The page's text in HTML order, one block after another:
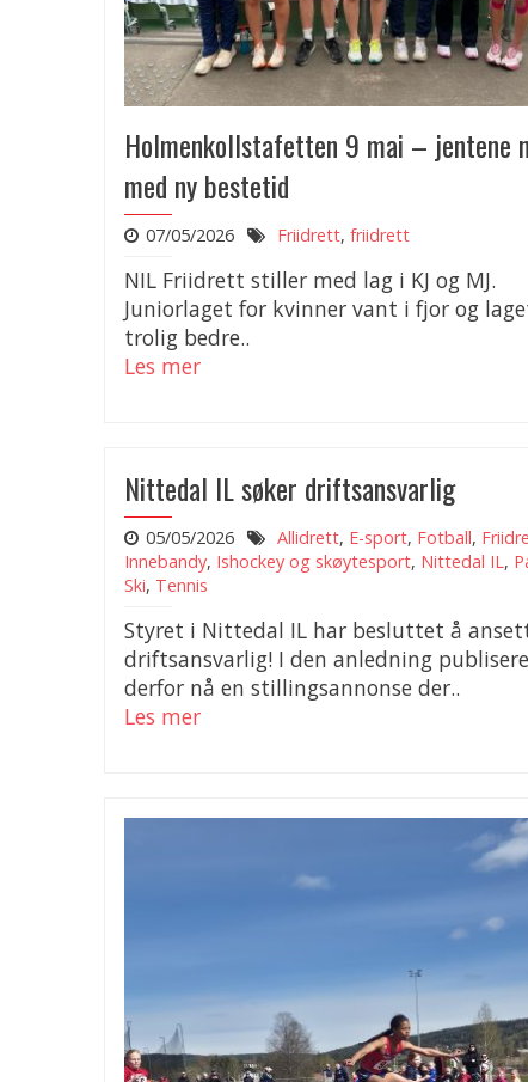
Holmenkollstafetten 9 mai – jentene
med ny bestetid
07/05/2026 Friidrett, friidrett
NIL Friidrett stiller med lag i KJ og MJ.
Juniorlaget for kvinner vant i fjor og
trolig bedre..
Les mer
Nittedal IL søker driftsansvarlig
05/05/2026 Allidrett, E-sport, Fotball,
Innebandy, Ishockey og skøytesport, Nittedal IL,
Ski, Tennis
Styret i Nittedal IL har besluttet å
driftsansvarlig! I den anledning
derfor nå en stillingsannonse der..
Les mer